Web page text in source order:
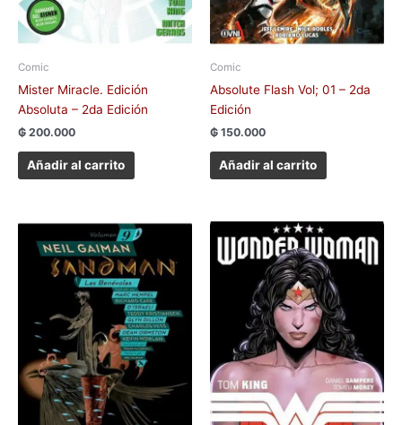
Comic
Mister Miracle. Edición
Absoluta – 2da Edición
₲ 200.000
Añadir al carrito
Comic
Absolute Flash Vol; 01 – 2da
Edición
₲ 150.000
Añadir al carrito